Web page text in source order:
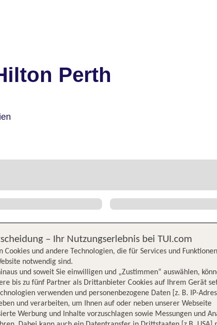
Perth
– Ihr Nutzungserlebnis bei TUI.com
Cookies und andere Technologien, die für Services und
notwendig sind.
und soweit Sie einwilligen und „Zustimmen“ auswählen,
bis zu fünf Partner als Drittanbieter Cookies auf Ihrem Gerät
verwenden und personenbezogene Daten [z. B. IP-
und verarbeiten, um Ihnen auf oder neben unserer Webseite
Werbung und Inhalte vorzuschlagen sowie Messungen und